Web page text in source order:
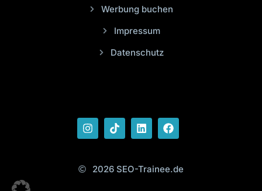
Werbung buchen
Impressum
Datenschutz
2026 SEO-Trainee.de